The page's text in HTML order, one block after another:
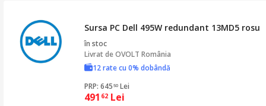
Sursa PC Dell 495W redundant 13MD5 rosu
în stoc
Livrat deOVOLT România
12 rate cu 0% dobândă
PRP: 645 50 Lei
491 62 Lei